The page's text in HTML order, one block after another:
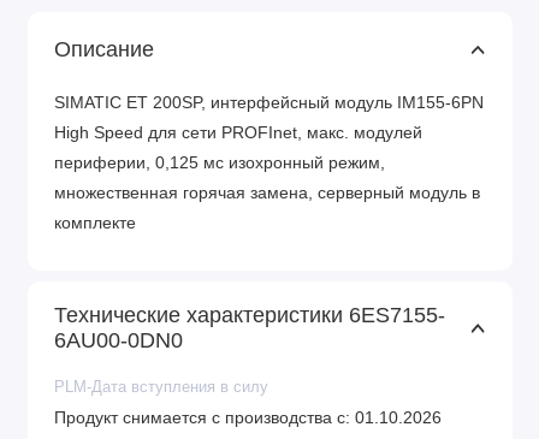
Описание
SIMATIC ET 200SP, интерфейсный модуль IM155-6PN
High Speed для сети PROFInet, макс. модулей
периферии, 0,125 мс изохронный режим,
множественная горячая замена, серверный модуль в
комплекте
Технические характеристики 6ES7155-
6AU00-0DN0
PLM-Дата вступления в силу
Продукт снимается с производства с: 01.10.2026